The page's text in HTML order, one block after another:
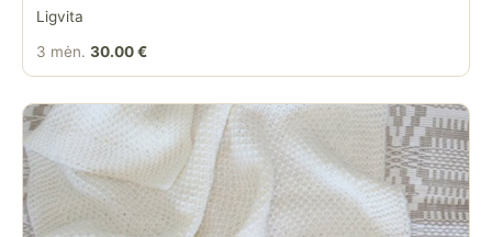
Ligvita
3 mėn. 30.00 €